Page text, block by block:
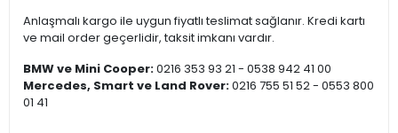
Anlaşmalı kargo ile uygun fiyatlı teslimat sağlanır. Kredi kartı
ve mail order geçerlidir, taksit imkanı vardır.
BMW ve Mini Cooper:0216 353 93 21 - 0538 942 41 00
Mercedes, Smart ve Land Rover:0216 755 51 52 - 0553 800
01 41